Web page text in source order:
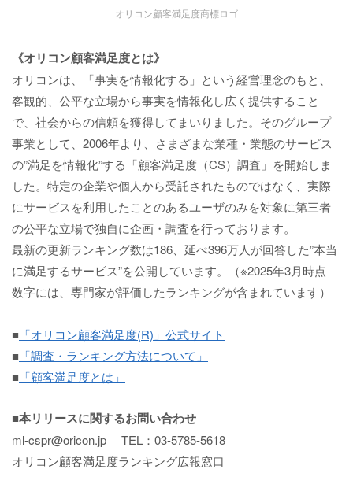
オリコン顧客満足度商標ロゴ
《オリコン顧客満足度とは》
オリコンは、「事実を情報化する」という経営理念のもと、
客観的、公平な立場から事実を情報化し広く提供すること
で、社会からの信頼を獲得してまいりました。そのグループ
事業として、2006年より、さまざまな業種・業態のサービス
の”満足を情報化”する「顧客満足度（CS）調査」を開始しま
した。特定の企業や個人から受託されたものではなく、実際
にサービスを利用したことのあるユーザのみを対象に第三者
の公平な立場で独自に企画・調査を行っております。
最新の更新ランキング数は186、延べ396万人が回答した”本当
に満足するサービス”を公開しています。（※2025年3月時点
数字には、専門家が評価したランキングが含まれています）
■ 「オリコン顧客満足度(R)」公式サイト
■ 「調査・ランキング方法について」
■ 「顧客満足度とは」
■本リリースに関するお問い合わせ
ml-cspr@oricon.jp TEL：03-5785-5618
オリコン顧客満足度ランキング広報窓口